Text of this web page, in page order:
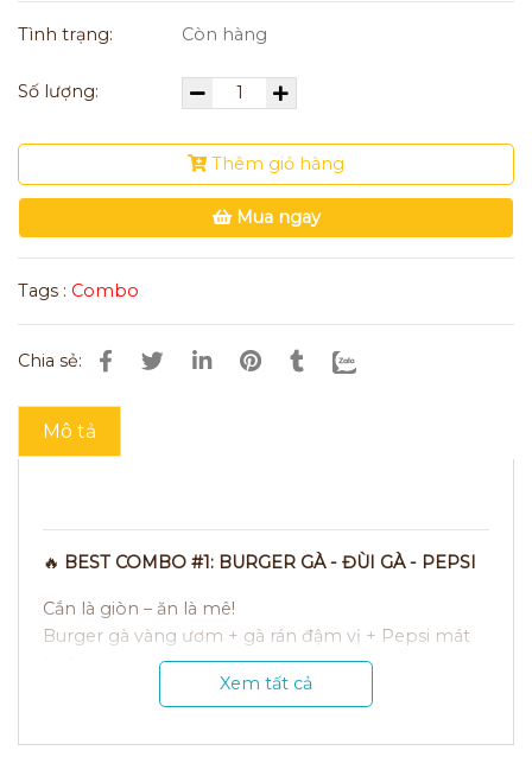
Tình trạng: Còn hàng
Số lượng:
Thêm giỏ hàng
Mua ngay
Tags : Combo
Chia sẻ:
Mô tả
🔥 BEST COMBO #1: BURGER GÀ - ĐÙI GÀ - PEPSI
Cắn là giòn – ăn là mê!
Burger gà vàng ươm + gà rán đậm vị + Pepsi mát
✨ Gà chiên giòn rụm, thịt mềm mọng
Xem tất cả